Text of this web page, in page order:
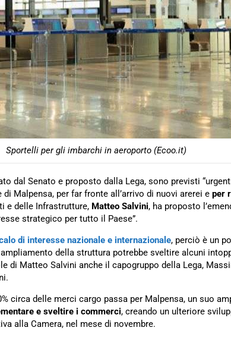
Sportelli per gli imbarchi in aeroporto (Ecoo.it)
dal Senato e proposto dalla Lega, sono previsti
Malpensa, per far fronte all’arrivo di nuovi arerei e per
e delle Infrastrutture, Matteo Salvini, ha proposto
strategico per tutto il Paese”.
di interesse nazionale e internazionale, perciò è un
ampliamento della struttura potrebbe sveltire alcuni
di Matteo Salvini anche il capogruppo della Lega,
circa delle merci cargo passa per Malpensa, un suo
e sveltire i commerci, creando un ulteriore
alla Camera, nel mese di novembre.